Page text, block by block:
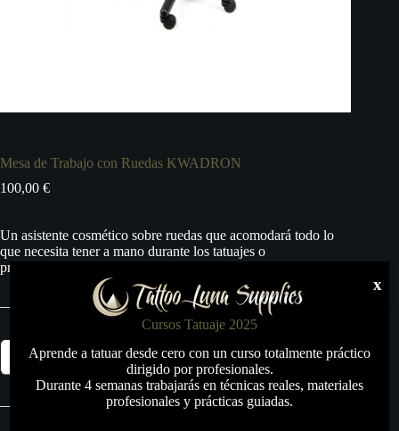
Mesa de Trabajo con Ruedas KWADRON
100,00 €
Un asistente cosmético sobre ruedas que acomodará todo lo
que necesita tener a mano durante los tatuajes o
procedimientos cosméticos.
Mesa
Trabajo
Ruedas
Añadir al carrito
Cursos Tatuaje 2025
Aprende a tatuar desde cero con un curso totalmente práctico
dirigido por profesionales.
Durante 4 semanas trabajarás en técnicas reales, materiales
profesionales y prácticas guiadas.
x